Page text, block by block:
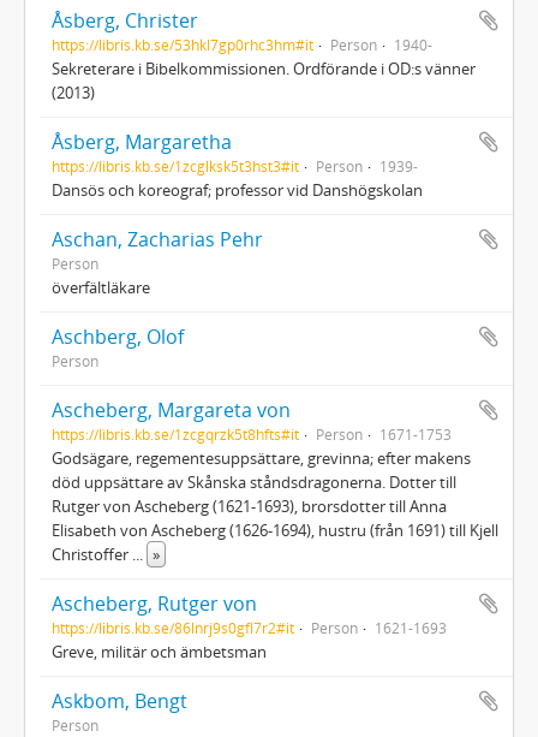
Åsberg, Christer
https://libris.kb.se/53hkl7gp0rhc3hm#it Person 1940-
Sekreterare i Bibelkommissionen. Ordförande i OD:s vänner
(2013)
Åsberg, Margaretha
https://libris.kb.se/1zcglksk5t3hst3#it Person 1939-
Dansös och koreograf; professor vid Danshögskolan
Aschan, Zacharias Pehr
Person
överfältläkare
Aschberg, Olof
Person
Ascheberg, Margareta von
https://libris.kb.se/1zcgqrzk5t8hfts#it Person 1671-1753
Godsägare, regementesuppsättare, grevinna; efter makens
död uppsättare av Skånska ståndsdragonerna. Dotter till
Rutger von Ascheberg (1621-1693), brorsdotter till Anna
Elisabeth von Ascheberg (1626-1694), hustru (från 1691) till Kjell
Christoffer ... »
Ascheberg, Rutger von
https://libris.kb.se/86lnrj9s0gfl7r2#it Person 1621-1693
Greve, militär och ämbetsman
Askbom, Bengt
Person